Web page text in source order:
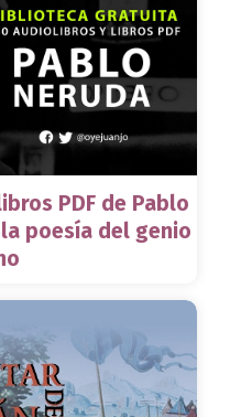
PDF de Pablo
poesía del genio